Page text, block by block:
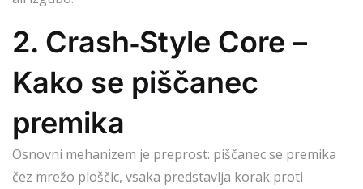
2. Crash‑Style Core –
Kako se piščanec
premika
Osnovni mehanizem je preprost: piščanec se premika
čez mrežo ploščic, vsaka predstavlja korak proti